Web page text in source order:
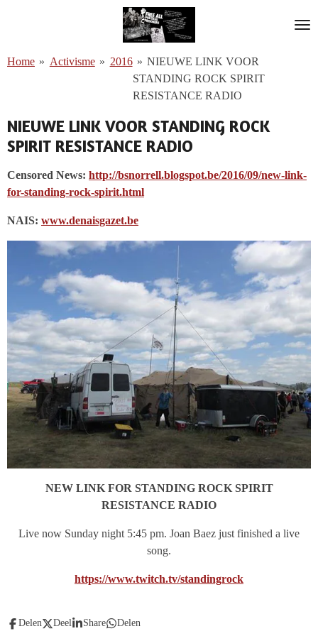
de
Home » Activisme » 2016 » NIEUWE LINK VOOR
STANDING ROCK SPIRIT
RESISTANCE RADIO
NIEUWE LINK VOOR STANDING ROCK
SPIRIT RESISTANCE RADIO
Censored News: http://bsnorrell.blogspot.be/2016/09/new-link-
for-standing-rock-spirit.html
NAIS: www.denaisgazet.be
NEW LINK FOR STANDING ROCK SPIRIT
RESISTANCE RADIO
Live now Sunday night 5:45 pm. Joan Baez just finished a live
song.
https://www.twitch.tv/standingrock
Delen Deel Share Delen